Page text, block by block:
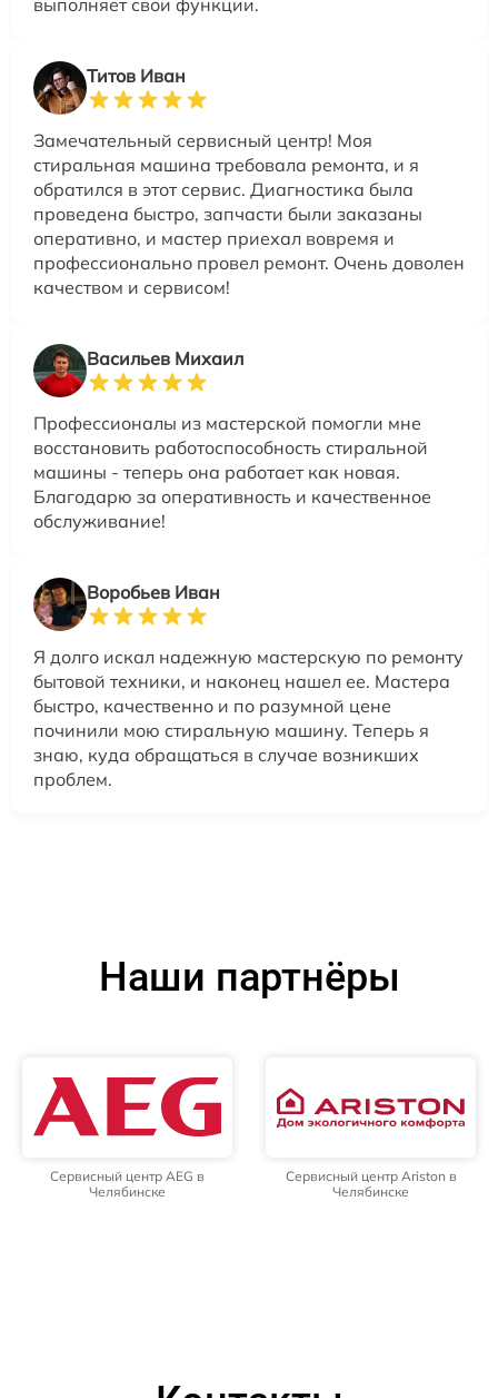
Титов Иван
Замечательный сервисный центр! Моя
стиральная машина требовала ремонта, и я
обратился в этот сервис. Диагностика была
проведена быстро, запчасти были заказаны
оперативно, и мастер приехал вовремя и
профессионально провел ремонт. Очень доволен
качеством и сервисом!
Васильев Михаил
Профессионалы из мастерской помогли мне
восстановить работоспособность стиральной
машины - теперь она работает как новая.
Благодарю за оперативность и качественное
обслуживание!
Воробьев Иван
Я долго искал надежную мастерскую по ремонту
бытовой техники, и наконец нашел ее. Мастера
быстро, качественно и по разумной цене
починили мою стиральную машину. Теперь я
знаю, куда обращаться в случае возникших
проблем.
Наши партнёры
Сервисный центр AEG в
Челябинске
Сервисный центр Ariston в
Челябинске